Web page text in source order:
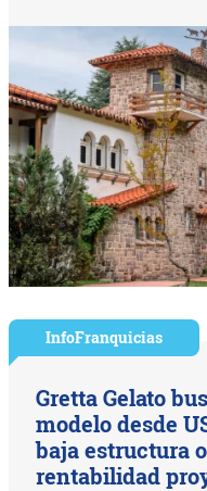
InfoFranquicias
Gretta Gelato
modelo desde
baja estructura
rentabilidad